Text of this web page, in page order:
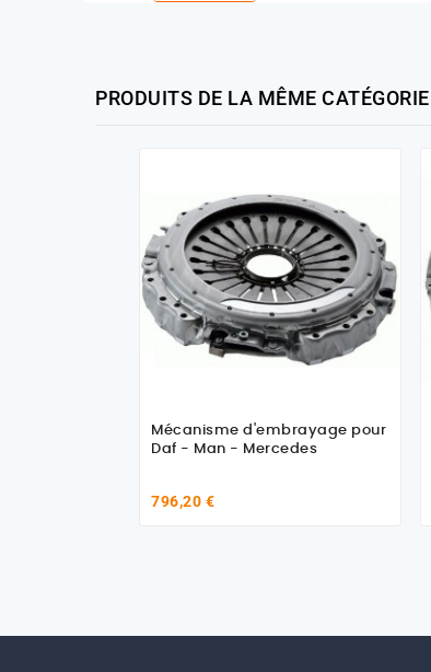
PRODUITS DE LA MÊME CATÉGORIE
Mécanisme d'embrayage pour
Daf - Man - Mercedes
796,20 €